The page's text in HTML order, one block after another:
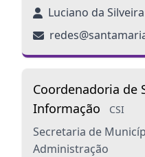
Luciano da
Coordenadoria de
Informação
CSI
Secretaria de
Administração